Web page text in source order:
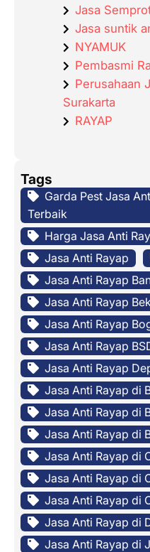
Jasa
Jasa suntik
NYAMUK
Pembasmi
Perusahaan
Surakarta
RAYAP
Tags
Garda Pest Jasa
Terbaik
Harga Jasa Anti
Jasa Anti Rayap
Jasa Anti Rayap
Jasa Anti Rayap
Jasa Anti Rayap
Jasa Anti Rayap
Jasa Anti Rayap
Jasa Anti Rayap di
Jasa Anti Rayap di
Jasa Anti Rayap di
Jasa Anti Rayap di
Jasa Anti Rayap di
Jasa Anti Rayap di
Jasa Anti Rayap di
Jasa Anti Rayap di